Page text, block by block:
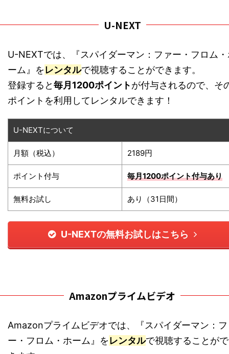
U-NEXT
U-NEXTでは、『スパイダーマン：ファー・フロム
ーム』をレンタルで視聴することができます。
登録すると毎月1200ポイントが付与されるので、そ
ポイントを利用してレンタルできます！
U-NEXTについて
月額（税込） 2189円
ポイント付与 毎月1200ポイント付与あり
無料お試し あり（31日間）
U-NEXTの無料お試しはこちら
Amazonプライムビデオ
Amazonプライムビデオでは、『スパイダーマン：
ー・フロム・ホーム』をレンタルで視聴することがで